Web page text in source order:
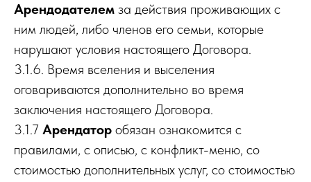
Арендодателем за действия проживающих с
ним людей, либо членов его семьи, которые
нарушают условия настоящего Договора.
3.1.6. Время вселения и выселения
оговариваются дополнительно во время
заключения настоящего Договора.
3.1.7 Арендатор обязан ознакомится с
правилами, с описью, с конфликт-меню, со
стоимостью дополнительных услуг, со стоимостью